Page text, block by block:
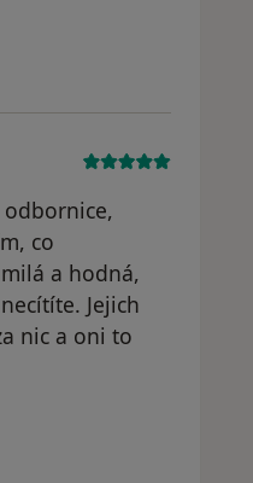
co
a hodná,
Jejich
nic a oni to